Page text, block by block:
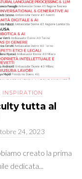
INSPIRATION
tutta al
24, 2023
creato la prima
dedicata...